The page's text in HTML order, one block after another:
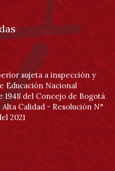
sujeta a inspección y
Educación Nacional
1948 del Concejo de Bogotá
Calidad - Resolución N°
2021